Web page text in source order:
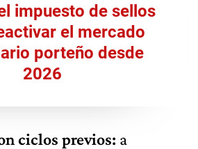
impuesto de sellos
el mercado
porteño desde
2026
ciclos previos: a